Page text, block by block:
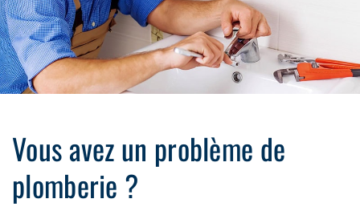
Vous avez un problème de
plomberie ?